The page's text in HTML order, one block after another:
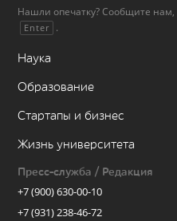
Нашли опечатку? Сообщите
Enter .
Наука
Образование
Стартапы и бизнес
Жизнь университета
Пресс-служба / Редакция
+7 (900) 630-00-10
+7 (931) 238-46-72